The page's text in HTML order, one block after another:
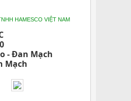
HAMESCO VIỆT NAM
- Đan Mạch
Mạch